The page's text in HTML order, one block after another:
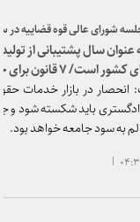
شورای عالی قوه قضاییه در سال
سال پشتیبانی از تولید
اهمیت مساله تولید
در بازار خدمات
باید شکسته شود و
به سود جامعه خواهد بود.